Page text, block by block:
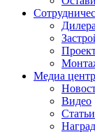
Медиа центр
Видео
Статьи